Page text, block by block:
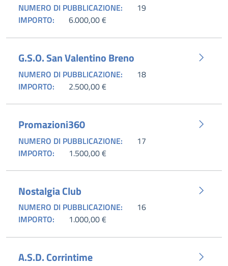
NUMERO DI PUBBLICAZIONE:
19
IMPORTO:
6.000,00 €
G.S.O. San Valentino Breno
NUMERO DI PUBBLICAZIONE:
18
IMPORTO:
2.500,00 €
Promazioni360
NUMERO DI PUBBLICAZIONE:
17
IMPORTO:
1.500,00 €
Nostalgia Club
NUMERO DI PUBBLICAZIONE:
16
IMPORTO:
1.000,00 €
A.S.D. Corrintime